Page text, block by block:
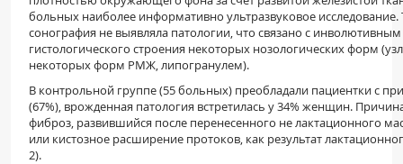
больных наиболее информативно ультразвуковое исследование.
сонография не выявляла патологии, что связано с
гистологического строения некоторых нозологических форм
некоторых форм РМЖ, липогранулем).
В контрольной группе (55 больных) преобладали пациентки с
(67%), врожденная патология встретилась у 34% женщин.
фиброз, развившийся после перенесенного не лактационного
или кистозное расширение протоков, как результат
2).